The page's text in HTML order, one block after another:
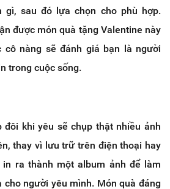
gì, sau đó lựa chọn cho phù hợp.
được món quà tặng Valentine này
nàng sẽ đánh giá bạn là người
trong cuộc sống.
đôi khi yêu sẽ chụp thật nhiều ảnh
thay vì lưu trữ trên điện thoại hay
ra thành một album ảnh để làm
người yêu mình. Món quà đáng